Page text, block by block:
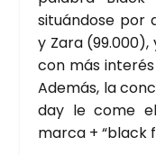
situán­do­se por
y Zara
con más
Ade­más, la
day le come
mar­ca + “black